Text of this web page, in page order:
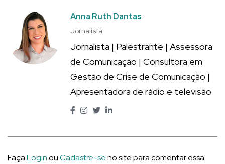
Anna Ruth Dantas
Jornalista
Jornalista | Palestrante | Assessora
de Comunicação | Consultora em
Gestão de Crise de Comunicação |
Apresentadora de rádio e televisão.
FaçaLoginouCadastre-seno site para comentar essa